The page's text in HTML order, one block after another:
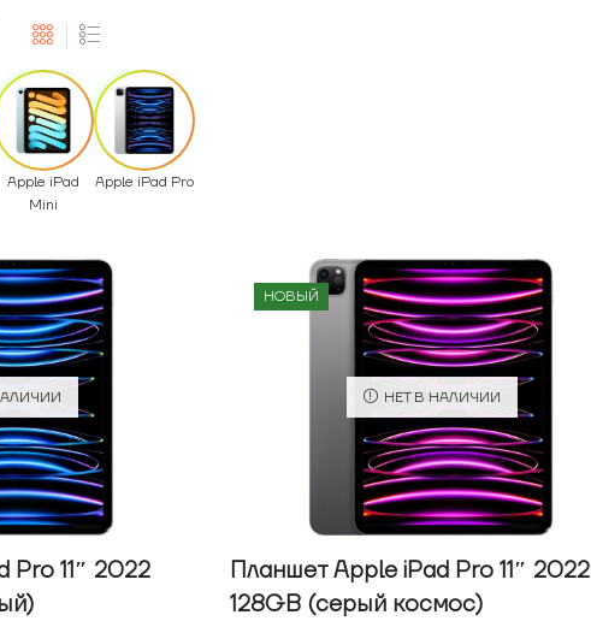
Apple iPad
Mini
Apple iPad Pro
Pro 11″ 2022
НОВЫЙ
НЕТ В НАЛИЧИИ
Планшет Apple iPad Pro 11″ 2022
128GB (серый космос)